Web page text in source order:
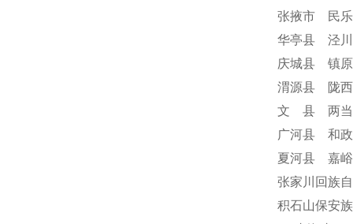
张掖市 民
华亭县 泾
庆城县 镇
渭源县 陇
文 县 两
广河县 和
夏河县 嘉
张家川回族
积石山保安